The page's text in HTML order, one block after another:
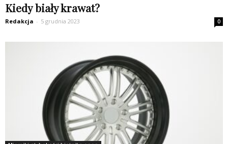
Kiedy biały krawat?
Redakcja - 5 grudnia 2023 0